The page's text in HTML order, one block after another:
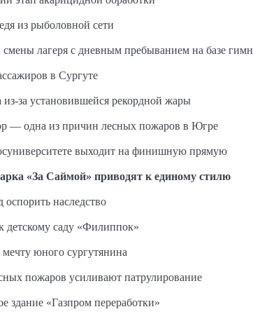
из рыболовной сети
лагеря с дневным пребыванием на базе
в Сургуте
за установившейся рекордной жары
— одна из причин лесных пожаров в Югре
выходит на финишную прямую
«За Саймой» приводят к единому стилю
наследство
детскому саду «Филиппок»
юного сургутянина
пожаров усиливают патрулирование
здание «Газпром переработки»